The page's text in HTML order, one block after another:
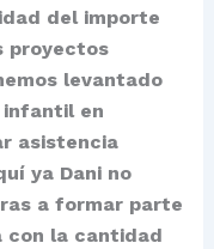
del importe
proyectos
levantado
infantil en
asistencia
ya Dani no
a formar parte
con la cantidad